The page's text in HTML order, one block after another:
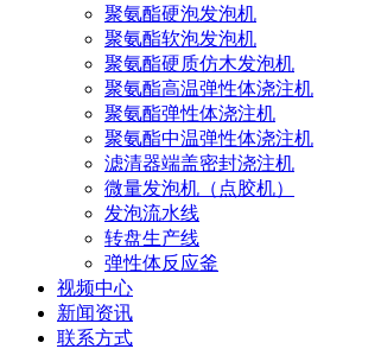
聚氨酯硬泡发泡机
聚氨酯软泡发泡机
聚氨酯硬质仿木发泡机
聚氨酯高温弹性体浇注机
聚氨酯弹性体浇注机
聚氨酯中温弹性体浇注机
滤清器端盖密封浇注机
微量发泡机（点胶机）
发泡流水线
转盘生产线
弹性体反应釜
视频中心
新闻资讯
联系方式